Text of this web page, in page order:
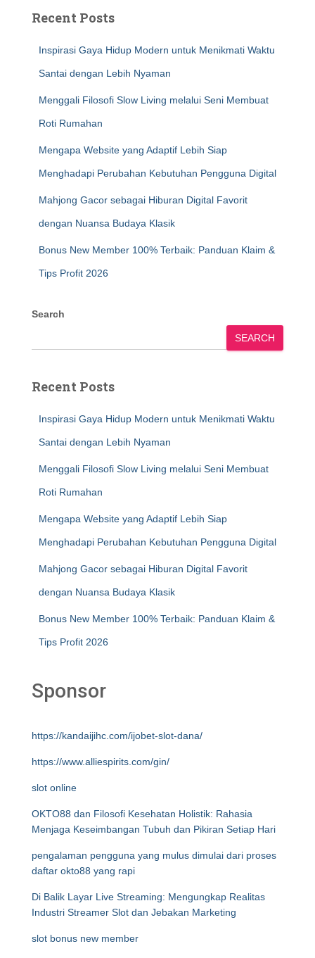
Recent Posts
Inspirasi Gaya Hidup Modern untuk Menikmati Waktu
Santai dengan Lebih Nyaman
Menggali Filosofi Slow Living melalui Seni Membuat
Roti Rumahan
Mengapa Website yang Adaptif Lebih Siap
Menghadapi Perubahan Kebutuhan Pengguna Digital
Mahjong Gacor sebagai Hiburan Digital Favorit
dengan Nuansa Budaya Klasik
Bonus New Member 100% Terbaik: Panduan Klaim &
Tips Profit 2026
Search
SEARCH
Recent Posts
Inspirasi Gaya Hidup Modern untuk Menikmati Waktu
Santai dengan Lebih Nyaman
Menggali Filosofi Slow Living melalui Seni Membuat
Roti Rumahan
Mengapa Website yang Adaptif Lebih Siap
Menghadapi Perubahan Kebutuhan Pengguna Digital
Mahjong Gacor sebagai Hiburan Digital Favorit
dengan Nuansa Budaya Klasik
Bonus New Member 100% Terbaik: Panduan Klaim &
Tips Profit 2026
Sponsor
https://kandaijihc.com/ijobet-slot-dana/
https://www.alliespirits.com/gin/
slot online
OKTO88 dan Filosofi Kesehatan Holistik: Rahasia
Menjaga Keseimbangan Tubuh dan Pikiran Setiap Hari
pengalaman pengguna yang mulus dimulai dari proses
daftar okto88 yang rapi
Di Balik Layar Live Streaming: Mengungkap Realitas
Industri Streamer Slot dan Jebakan Marketing
slot bonus new member